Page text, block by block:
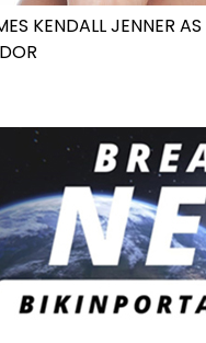
KENDALL JENNER